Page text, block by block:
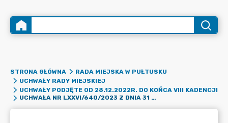
STRONA GŁÓWNA
RADA MIEJSKA W PUŁTUSKU
UCHWAŁY RADY MIEJSKIEJ
UCHWAŁY PODJĘTE OD 28.12.2022R. DO KOŃCA VIII KADENCJI
UCHWAŁA NR LXXVI/640/2023 Z DNIA 31 STYCZNIA 2023 R. ZMIENIAJĄCA UCHWAŁĘ W SPRAWIE OKREŚLENIA ZASAD ZWROTU WYDATKÓW PONIESIONYCH NA ŚWIADCZENIA Z POMOCY SPOŁECZNEJ W FORMIE POSIŁKU LUB ŚWIADCZENIA RZECZOWEGO W POSTACI PRODUKTÓW ŻYWNOŚCIOWYCH DLA OSÓB OBJĘTYCH WIELOLETNIM RZĄDOWYM PROGRAMEM "POSIŁEK W SZKOLE I W DOMU" NA LATA 2019-2023